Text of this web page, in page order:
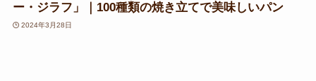
ー・ジラフ」｜100種類の焼き立てで美味しいパン
2024年3月28日